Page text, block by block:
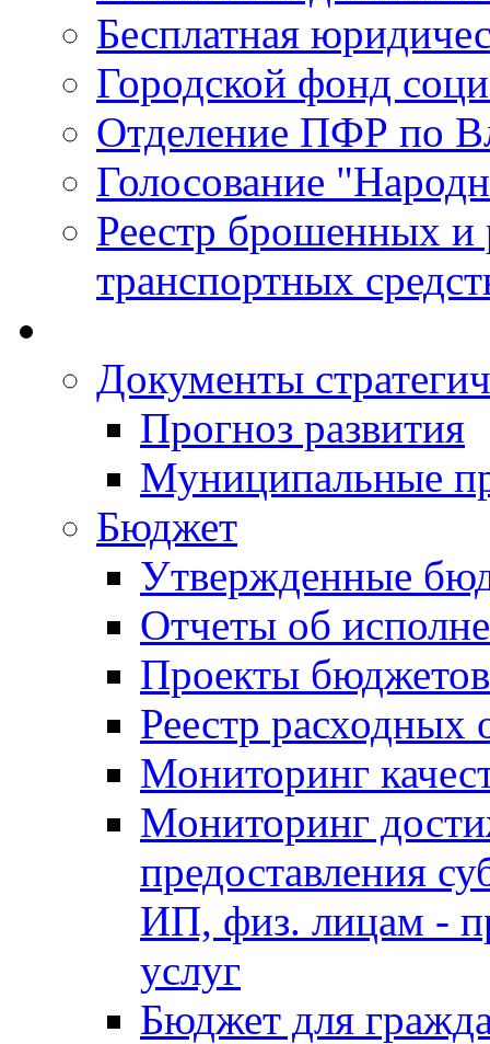
Бесплатная
Городской фонд
Отделение ПФР по
Голосование
Реестр брошенных и
транспортных
Документы
Прогноз развития
Муниципальные
Бюджет
Утвержденные
Отчеты об
Проекты бюджетов
Реестр расходных
Мониторинг
Мониторинг
предоставления
ИП, физ. лицам -
услуг
Бюджет для